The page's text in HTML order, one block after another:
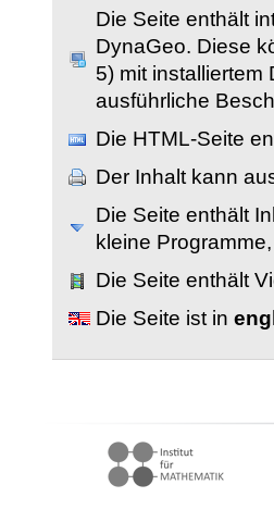
Die Seite enthält
DynaGeo. Diese
5) mit
ausführliche
Die HTML-Seite
Der Inhalt kann
Die Seite enthält
kleine
Die Seite enthält
Die Seite ist in